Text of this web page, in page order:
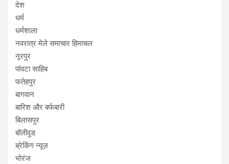
देश
धर्म
धर्मशाला
नवरात्र मेले समाचार हिमाचल
नूरपुर
पांवटा साहिब
फतेहपुर
बागवान
बारिश और बर्फबारी
बिलासपुर
बॉलीवुड
ब्रेकिंग न्यूज़
भोरंज